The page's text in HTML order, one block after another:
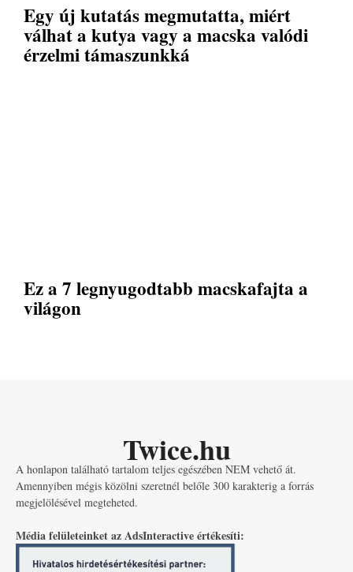
Egy új kutatás megmutatta, miért
válhat a kutya vagy a macska valódi
érzelmi támaszunkká
Ez a 7 legnyugodtabb macskafajta a
világon
Twice.hu
A honlapon található tartalom teljes egészében NEM vehető át.
Amennyiben mégis közölni szeretnél belőle 300 karakterig a forrás
megjelölésével megteheted.
Média felületeinket az AdsInteractive értékesíti: